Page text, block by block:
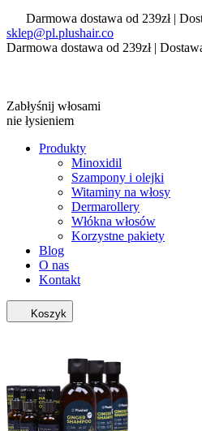
Darmowa dostawa od 239zł |
sklep@pl.plushair.co
Darmowa dostawa od 239zł |
Zabłyśnij włosami
nie łysieniem
Produkty
Minoxidil
Szampony i olejki
Witaminy na włosy
Dermarollery
Włókna włosów
Korzystne pakiety
Blog
O nas
Kontakt
Koszyk